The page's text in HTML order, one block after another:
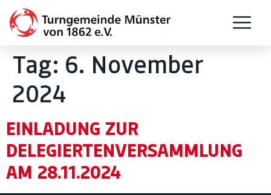
Tag: 6. November
2024
EINLADUNG ZUR
DELEGIERTENVERSAMMLUNG
AM 28.11.2024